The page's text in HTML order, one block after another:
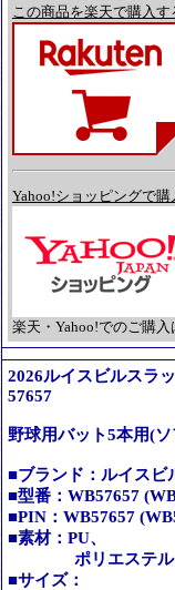
この商品を楽天で購入す
Yahoo!ショッピングで購
楽天・Yahoo!でのご購入
2026ルイスビルスラ
57657
野球用バット5本用(
■ブランド：ルイスビ
■型番：WB57657
■PIN：WB57657
■素材：PU、
ポリエステル
■サイズ：